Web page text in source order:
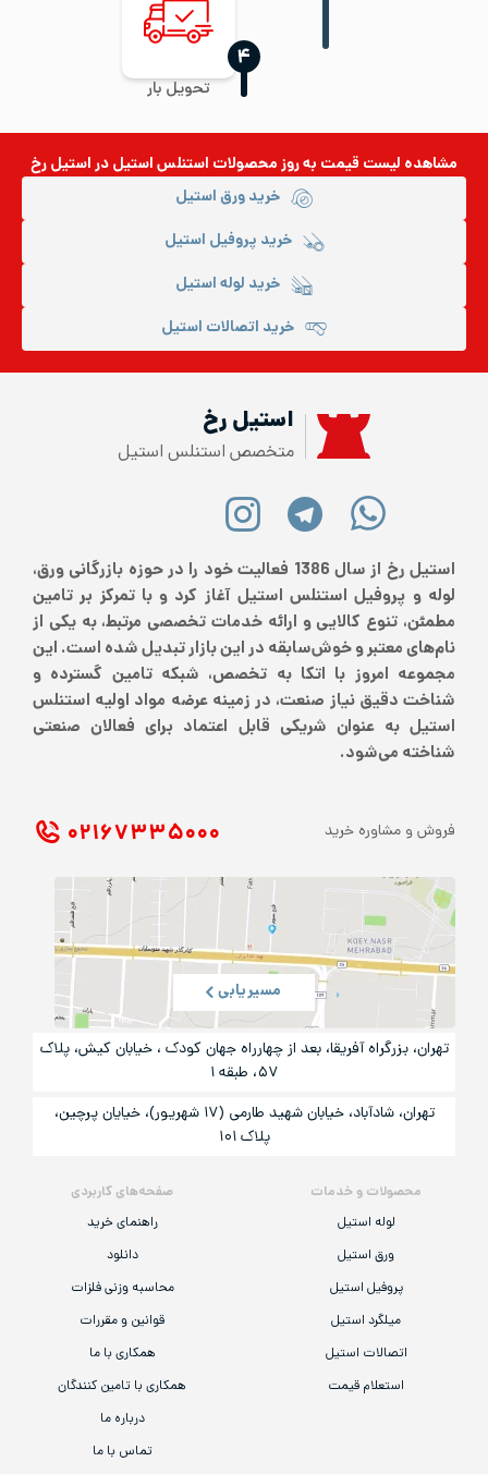
تحویل بار
‍۴
مشاهده لیست قیمت به روزمحصولات استنلس استیلدر استیل رخ
خرید ورق استیل
خرید پروفیل استیل
خرید لوله استیل
خرید اتصالات استیل
استیل رخ
متخصص استنلس استیل
استیل رخ از سال 1386 فعالیت خود را در حوزه بازرگانی ورق،
لوله و پروفیل استنلس استیل آغاز کرد و با تمرکز بر تامین
مطمئن، تنوع کالایی و ارائه خدمات تخصصی مرتبط، به یکی از
نام‌های معتبر و خوش‌سابقه در این بازار تبدیل شده است. این
مجموعه امروز با اتکا به تخصص، شبکه تامین گسترده و
شناخت دقیق نیاز صنعت، در زمینه عرضه مواد اولیه استنلس
استیل به عنوان شریکی قابل اعتماد برای فعالان صنعتی
شناخته می‌شود.
محصولات و خدمات
لوله استیل
ورق استیل
پروفیل استیل
میلگرد استیل
اتصالات استیل
استعلام قیمت
صفحه‌های کاربردی
راهنمای خرید
دانلود
محاسبه وزنی فلزات
قوانین و مقررات
همکاری با ما
همکاری با تامین کنندگان
درباره ما
تماس با ما
فروش و مشاوره خرید ۰۲۱ ۶۷۳۳۵۰۰۰
مسیریابی
تهران، بزرگراه آفریقا، بعد از چهارراه جهان کودک ، خیابان کیش، پلاک
۵۷، طبقه ۱
تهران، شادآباد، خیابان شهید طارمی (۱۷ شهریور)، خیایان پرچین،
پلاک ۱۰۱